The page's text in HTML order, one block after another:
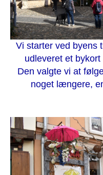
Vi starter ved byens
udleveret et
Den valgte vi at
noget længere,